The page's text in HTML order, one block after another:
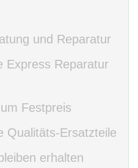
und Reparatur
Express Reparatur
Festpreis
Qualitäts-Ersatzteile
erhalten